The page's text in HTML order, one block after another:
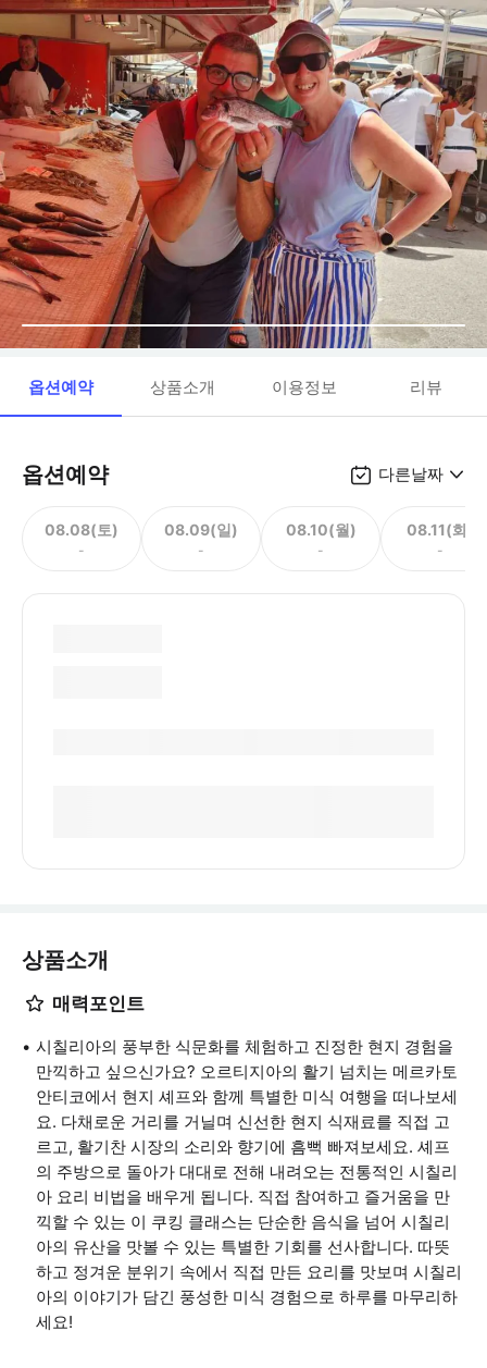
옵션예약 상품소개 이용정보 리뷰
옵션예약 다른날짜
08.08(토)
-
08.09(일)
-
08.10(월)
-
08.11(화)
-
상품소개
매력포인트
시칠리아의 풍부한 식문화를 체험하고 진정한 현지 경험을
만끽하고 싶으신가요? 오르티지아의 활기 넘치는 메르카토
안티코에서 현지 셰프와 함께 특별한 미식 여행을 떠나보세
요. 다채로운 거리를 거닐며 신선한 현지 식재료를 직접 고
르고, 활기찬 시장의 소리와 향기에 흠뻑 빠져보세요. 셰프
의 주방으로 돌아가 대대로 전해 내려오는 전통적인 시칠리
아 요리 비법을 배우게 됩니다. 직접 참여하고 즐거움을 만
끽할 수 있는 이 쿠킹 클래스는 단순한 음식을 넘어 시칠리
아의 유산을 맛볼 수 있는 특별한 기회를 선사합니다. 따뜻
하고 정겨운 분위기 속에서 직접 만든 요리를 맛보며 시칠리
아의 이야기가 담긴 풍성한 미식 경험으로 하루를 마무리하
세요!